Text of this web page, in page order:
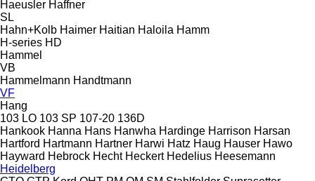
Haeusler Haffner
SL
Hahn+Kolb Haimer Haitian Haloila Hamm
H-series HD
Hammel
VB
Hammelmann Handtmann
VF
Hang
103 LO 103 SP 107-20 136D
Hankook Hanna Hans Hanwha Hardinge Harrison Harsan
Hartford Hartmann Hartner Harwi Hatz Haug Hauser Hawo
Hayward Hebrock Hecht Heckert Hedelius Heesemann
Heidelberg